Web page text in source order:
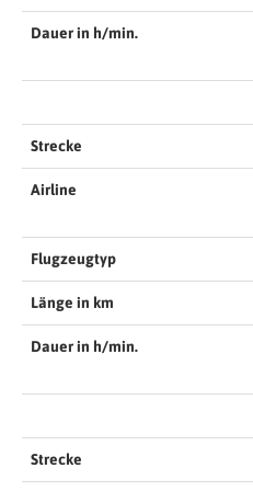
Dauer in h/min.
Strecke
Airline
Flugzeugtyp
Länge in km
Dauer in h/min.
Strecke